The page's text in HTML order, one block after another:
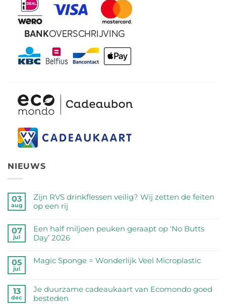
NIEUWS
03
aug
Zijn RVS drinkflessen veilig? Wij zetten de feiten
op een rij
reacties
op
Zijn
drinkflessen
zetten
de
07
jul
Een half miljoen peuken geraapt op ‘No Butts
Day’ 2026
reacties
half
miljoen
05
jul
Magic Sponge = Wonderlijk Veel Microplastic
op
Magic
13
dec
Je duurzame cadeaukaart van Ecomondo goed
besteden